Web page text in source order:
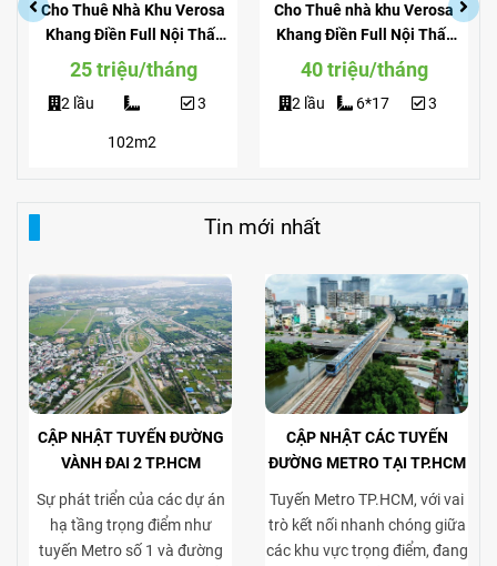
Cho Thuê Nhà Khu Verosa
Khang Điền Full Nội Thất
Giá Siêu Rẻ
25 triệu/tháng
2 lầu
102m2
3
Cho Thuê nhà khu Verosa
Khang Điền Full Nội Thất
View Công Viên
40 triệu/tháng
2 lầu 6*17 3
Tin mới nhất
CẬP NHẬT TUYẾN ĐƯỜNG
VÀNH ĐAI 2 TP.HCM
Sự phát triển của các dự án
hạ tầng trọng điểm như
tuyến Metro số 1 và đường
CẬP NHẬT CÁC TUYẾN
ĐƯỜNG METRO TẠI TP.HCM
Tuyến Metro TP.HCM, với vai
trò kết nối nhanh chóng giữa
các khu vực trọng điểm, đang